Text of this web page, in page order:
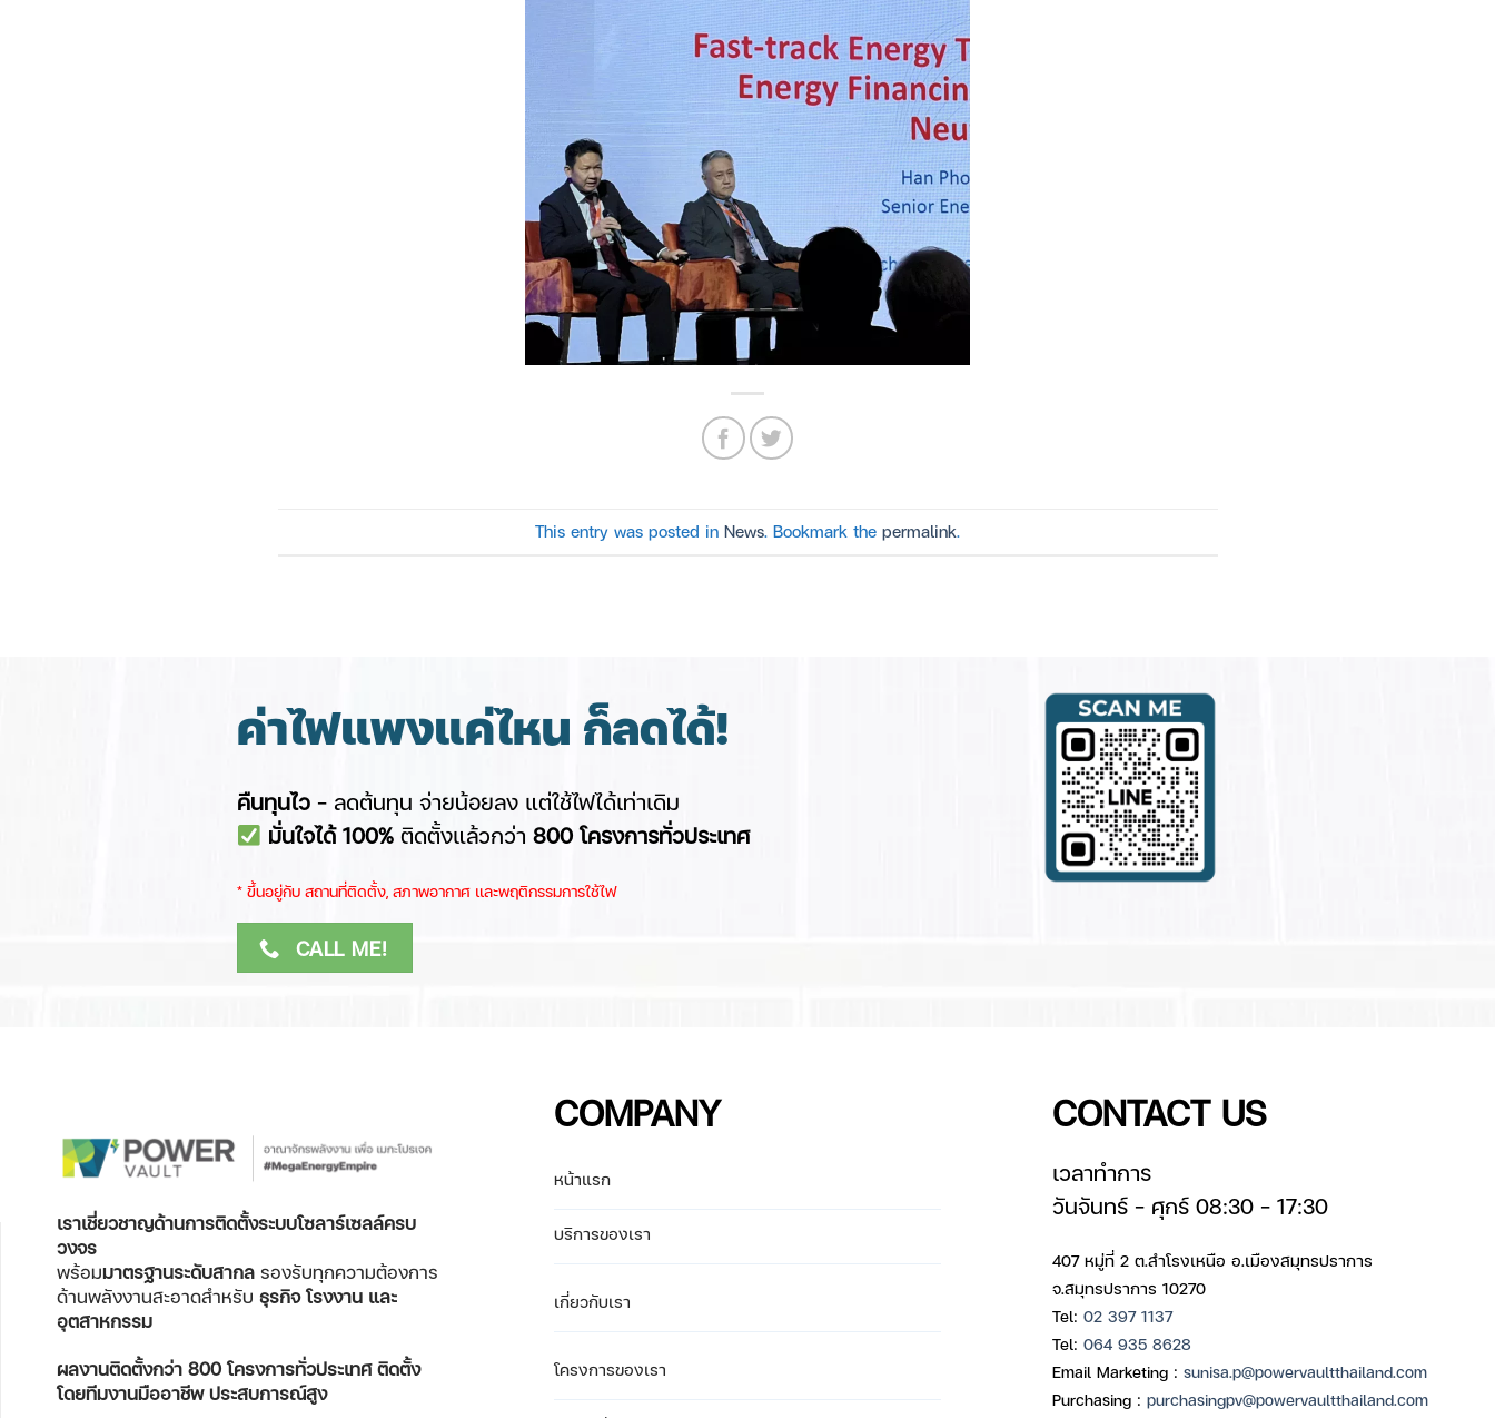
This entry was posted in News. Bookmark the permalink.
ค่าไฟแพงแค่ไหน ก็ลดได้!
คืนทุนไว – ลดต้นทุน จ่ายน้อยลง แต่ใช้ไฟได้เท่าเดิม
มั่นใจได้ 100%ติดตั้งแล้วกว่า 800 โครงการทั่วประเทศ
​* ขึ้นอยู่กับ สถานที่ติดตั้ง, สภาพอากาศ ​และพฤติกรรมการใช้ไฟ
CALL ME!
เราเชี่ยวชาญด้านการติดตั้งระบบโซลาร์เซลล์ครบ
วงจร
พร้อมมาตรฐานระดับสากล รองรับทุกความต้องการ
ด้านพลังงานสะอาดสำหรับ ธุรกิจ โรงงาน และ
อุตสาหกรรม
ผลงานติดตั้งกว่า 800 โครงการทั่วประเทศติดตั้ง
โดยทีมงานมืออาชีพ ประสบการณ์สูง
COMPANY
หน้าแรก
บริการของเรา
เกี่ยวกับเรา
โครงการของเรา
CONTACT US
เวลาทำการ
วันจันทร์ – ศุกร์ 08:30 – 17:30
407 หมู่ที่ 2 ต.สำโรงเหนือ อ.เมืองสมุทรปราการ
จ.สมุทรปราการ 10270
Tel: 02 397 1137
Tel: 064 935 8628
Email Marketing : sunisa.p@powervaultthailand.com
Purchasing : purchasingpv@powervaultthailand.com